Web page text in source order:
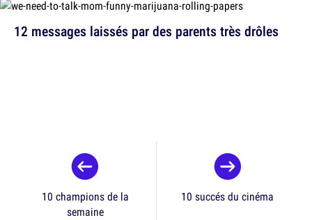
12 messages laissés par des parents très drôles
10 champions de la
semaine
10 succés du cinéma